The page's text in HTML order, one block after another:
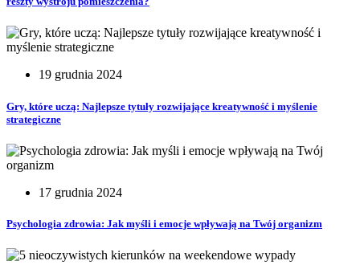
19 grudnia 2024
Gry, które uczą: Najlepsze tytuły rozwijające kreatywność i myślenie
strategiczne
17 grudnia 2024
Psychologia zdrowia: Jak myśli i emocje wpływają na Twój organizm